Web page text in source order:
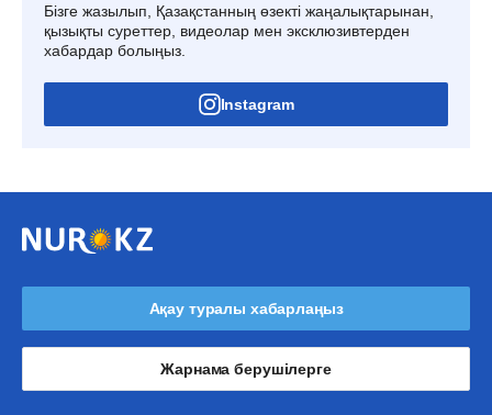
Бізге жазылып, Қазақстанның өзекті жаңалықтарынан,
қызықты суреттер, видеолар мен эксклюзивтерден
хабардар болыңыз.
Instagram
Ақау туралы хабарлаңыз
Жарнама берушілерге